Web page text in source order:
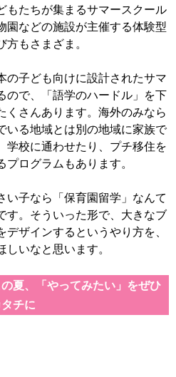
もたちが集まるサマースクール
園などの施設が主催する体験型
方もさまざま。
子ども向けに設計されたサマ
ので、「語学のハードル」を下
くさんあります。海外のみなら
いる地域とは別の地域に家族で
学校に通わせたり、プチ移住を
プログラムもあります。
子なら「保育園留学」なんて
す。そういった形で、大きなブ
デザインするというやり方を、
しいなと思います。
の夏、「やってみたい」をぜひ
タチに